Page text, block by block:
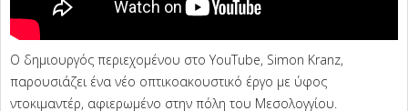
Ο δημιουργός περιεχομένου στο YouTube, Simon Kranz,
παρουσιάζει ένα νέο οπτικοακουστικό έργο με ύφος
ντοκιμαντέρ, αφιερωμένο στην πόλη του Μεσολογγίου.